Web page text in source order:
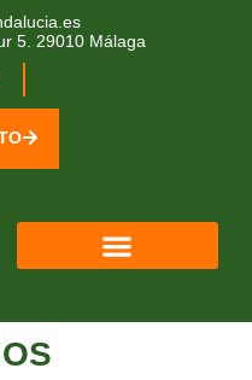
5. 29010 Málaga